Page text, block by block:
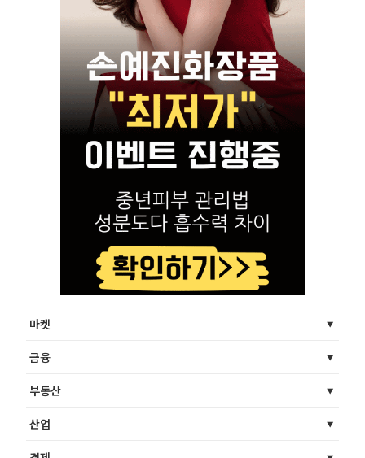
마켓
금융
부동산
산업